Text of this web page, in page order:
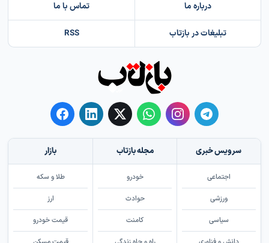
درباره ما تماس با ما
تبلیغات در بازتاب RSS
سرویس خبری
اجتماعی
ورزشی
سیاسی
مجله بازتاب
خودرو
حوادث
کامنت
بازار
طلا و سکه
ارز
قیمت خودرو